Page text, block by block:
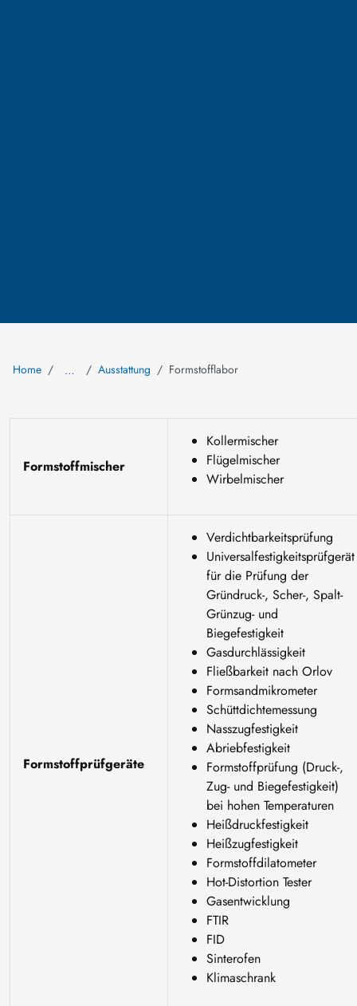
Home … Ausstattung Formstofflabor
Formstoffmischer
Kollermischer
Flügelmischer
Wirbelmischer
Formstoffprüfgeräte
Verdichtbarkeitsprüfung
Universalfestigkeitsprüfgerät
für die Prüfung der
Gründruck-, Scher-, Spalt-
Grünzug- und
Biegefestigkeit
Gasdurchlässigkeit
Fließbarkeit nach Orlov
Formsandmikrometer
Schüttdichtemessung
Nasszugfestigkeit
Abriebfestigkeit
Formstoffprüfung (Druck-,
Zug- und Biegefestigkeit)
bei hohen Temperaturen
Heißdruckfestigkeit
Heißzugfestigkeit
Formstoffdilatometer
Hot-Distortion Tester
Gasentwicklung
FTIR
FID
Sinterofen
Klimaschrank